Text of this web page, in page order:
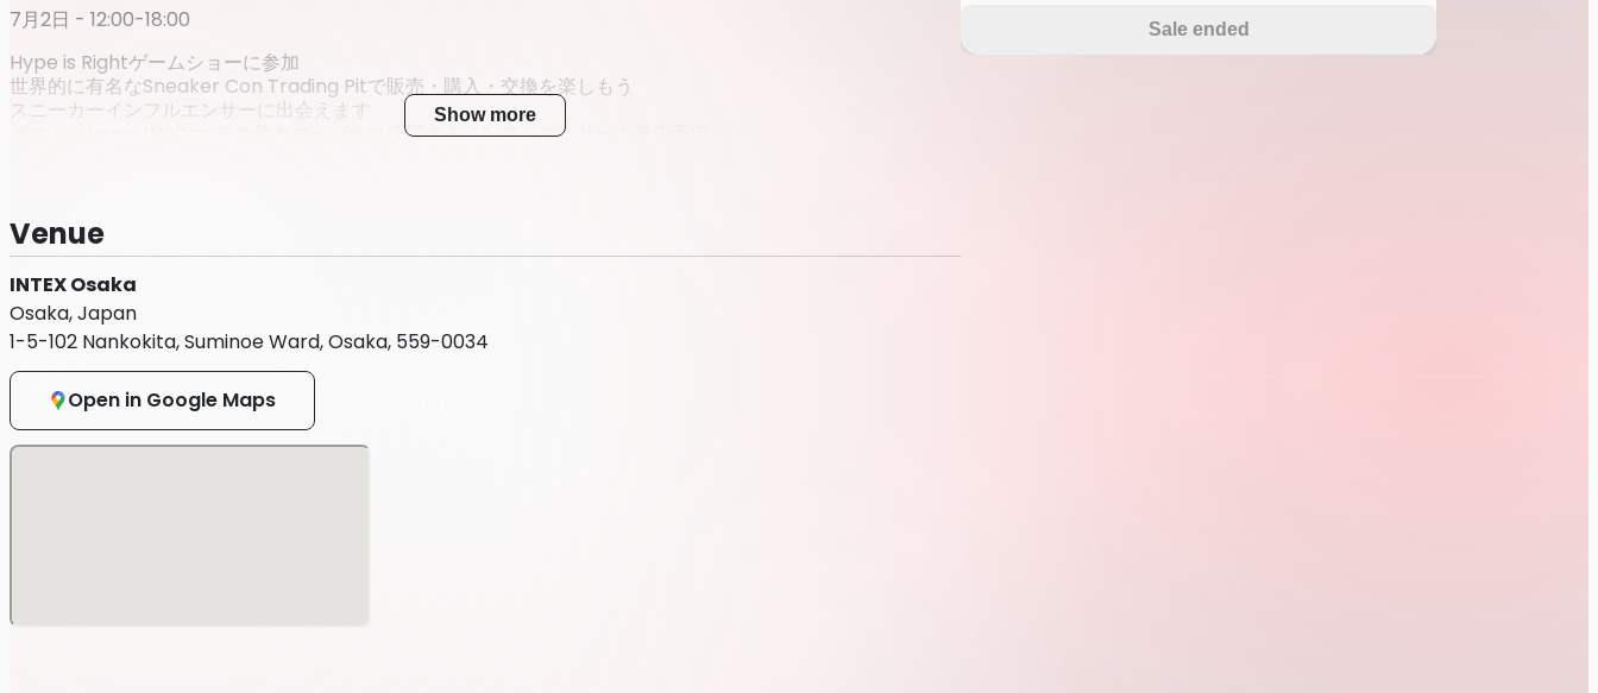
7月2日 - 12:00-18:00
Hype is Rightゲームショーに参加
世界的に有名なSneaker Con Trading Pitで販売・購入・交換を楽しもう
スニーカーインフルエンサーに出会えます
ゲスト- Javon Walton,その他グローバルに活躍するインフルエンサーを発表予定
*カートや台車はイベント内で使用できません！
Show more
Venue
INTEX Osaka
Osaka, Japan
1-5-102 Nankokita, Suminoe Ward, Osaka, 559-0034
Open in Google Maps
Sale ended